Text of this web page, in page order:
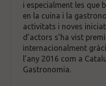
i especialment les que
en la cuina i la
activitats i noves
d’actors s’ha vist
internacionalment
l’any 2016 com a
Gastronomia.